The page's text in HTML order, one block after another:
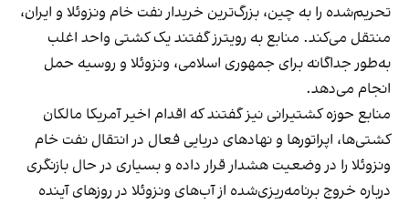
تحریم‌شده را به چین، بزرگ‌ترین خریدار نفت خام ونزوئلا و ایران،
منتقل می‌کند. منابع به رویترز گفتند یک کشتی واحد اغلب
به‌طور جداگانه برای جمهوری اسلامی، ونزوئلا و روسیه حمل
انجام می‌دهد.
منابع حوزه کشتیرانی نیز گفتند که اقدام اخیر آمریکا مالکان
کشتی‌ها، اپراتورها و نهادهای دریایی فعال در انتقال نفت خام
ونزوئلا را در وضعیت هشدار قرار داده و بسیاری در حال بازنگری
درباره خروج برنامه‌ریزی‌شده از آب‌های ونزوئلا در روزهای آینده